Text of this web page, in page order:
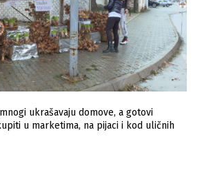
ukrašavaju domove, a gotovi
u marketima, na pijaci i kod uličnih